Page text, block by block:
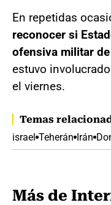
En repetidas
reconocer si
ofensiva militar
estuvo
el viernes.
Temas
israel Teherán Irán
Más de